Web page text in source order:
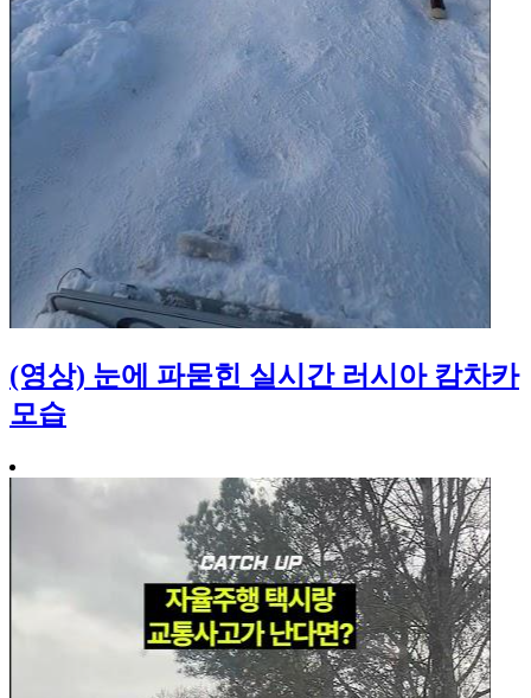
(영상) 눈에 파묻힌 실시간 러시아 캄차카
모습